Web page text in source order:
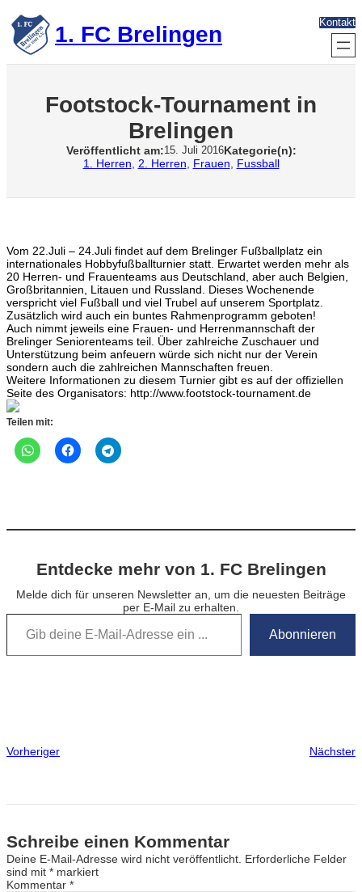
Zum
Inhalt
springen 1. FC Brelingen Kontakt
Footstock-Tournament in
Brelingen
Veröffentlicht am:15. Juli 2016Kategorie(n):
1. Herren
2. Herren Frauen Fussball
Vom 22.Juli – 24.Juli findet auf dem Brelinger Fußballplatz ein
internationales Hobbyfußballturnier statt. Erwartet werden mehr als
20 Herren- und Frauenteams aus Deutschland, aber auch Belgien,
Großbritannien, Litauen und Russland. Dieses Wochenende
verspricht viel Fußball und viel Trubel auf unserem Sportplatz.
Zusätzlich wird auch ein buntes Rahmenprogramm geboten!
Auch nimmt jeweils eine Frauen- und Herrenmannschaft der
Brelinger Seniorenteams teil. Über zahlreiche Zuschauer und
Unterstützung beim anfeuern würde sich nicht nur der Verein
sondern auch die zahlreichen Mannschaften freuen.
Weitere Informationen zu diesem Turnier gibt es auf der offiziellen
Seite des Organisators: http://www.footstock-tournament.de
Teilen mit:
Entdecke mehr von 1. FC Brelingen
Melde dich für unseren Newsletter an, um die neuesten Beiträge
per E-Mail zu erhalten.
Gib deine E-Mail-Adresse ein …
Abonnieren
Vorheriger Nächster
Schreibe einen Kommentar
Deine E-Mail-Adresse wird nicht veröffentlicht. Erforderliche Felder
sind mit * markiert
Kommentar *